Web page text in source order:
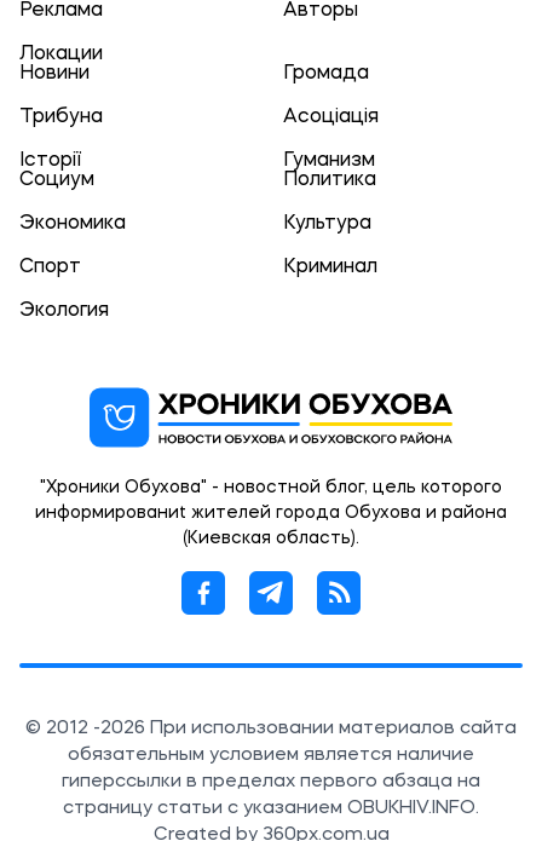
Реклама Авторы
Локации
Новини
Громада
Трибуна Асоціація
Історії
Гуманизм
Социум
Политика
Экономика Культура
Спорт Криминал
Экология
"Хроники Обухова" - новостной блог, цель которого
информированиt жителей города Обухова и района
(Киевская область).
© 2012 -2026 При использовании материалов сайта
обязательным условием является наличие
гиперссылки в пределах первого абзаца на
страницу статьи с указанием OBUKHIV.INFO.
Created by 360px.com.ua